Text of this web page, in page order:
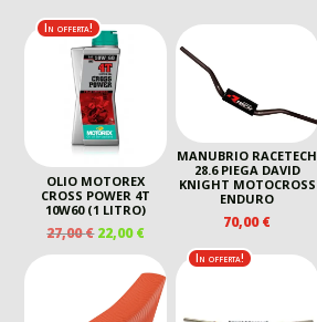
In offerta!
OLIO MOTOREX
CROSS POWER 4T
10W60 (1 LITRO)
27,00€ IL
PREZZO
ORIGINALE
ERA:
27,00 €.
22,00€IL
PREZZO
ATTUALE
È:
22,00 €.
MANUBRIO RACETECH
28.6 PIEGA DAVID
KNIGHT MOTOCROSS
ENDURO
70,00€
In offerta!